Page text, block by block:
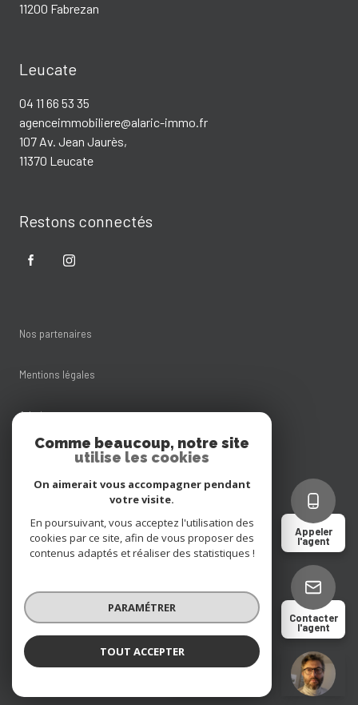
Marco Caramelli
Appeler
l'agent
Contacter
l'agent
11200 Fabrezan
Leucate
04 11 66 53 35
agenceimmobiliere@alaric-immo.fr
107 Av. Jean Jaurès,
11370 Leucate
Restons connectés
Nos partenaires
Mentions légales
Admin
Nos honoraires
Cookies
© 2026 | Tous droits réservés
Réalisé par
Comme beaucoup, notre site
utilise les cookies
On aimerait vous accompagner pendant
votre visite.
En poursuivant, vous acceptez l'utilisation des
cookies par ce site, afin de vous proposer des
contenus adaptés et réaliser des statistiques !
PARAMÉTRER
TOUT ACCEPTER